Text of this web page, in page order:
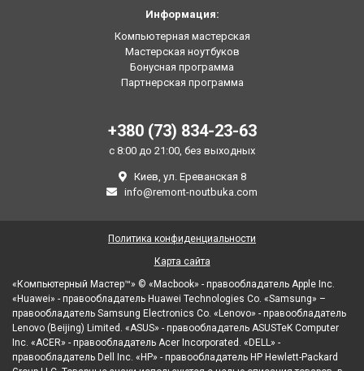
Информация:
Компьютерная мастерская
Мастерская ноутбуков
Бонусная программа
Партнерская программа
+380 (73) 834-23-63
с 8:00 до 21:00, без выходных
Киев, ул. Ереванская 8
info@remont-noutbuka.com
«Компьютерный Мастер™» © «Macbook» - правообладатель Apple Inc.
«Huawei» - правообладатель Huawei Technologies Co. «Samsung» –
правообладатель Samsung Electronics Co. «Lenovo» - правообладатель
Lenovo (Beijing) Limited. «ASUS» - правообладатель ASUSTeK Computer
Inc. «ACER» - правообладатель Acer Incorporated. «DELL» -
правообладатель Dell Inc. «HP» - правообладатель HP Hewlett-Packard
Политика конфиденциальности
Карта сайта